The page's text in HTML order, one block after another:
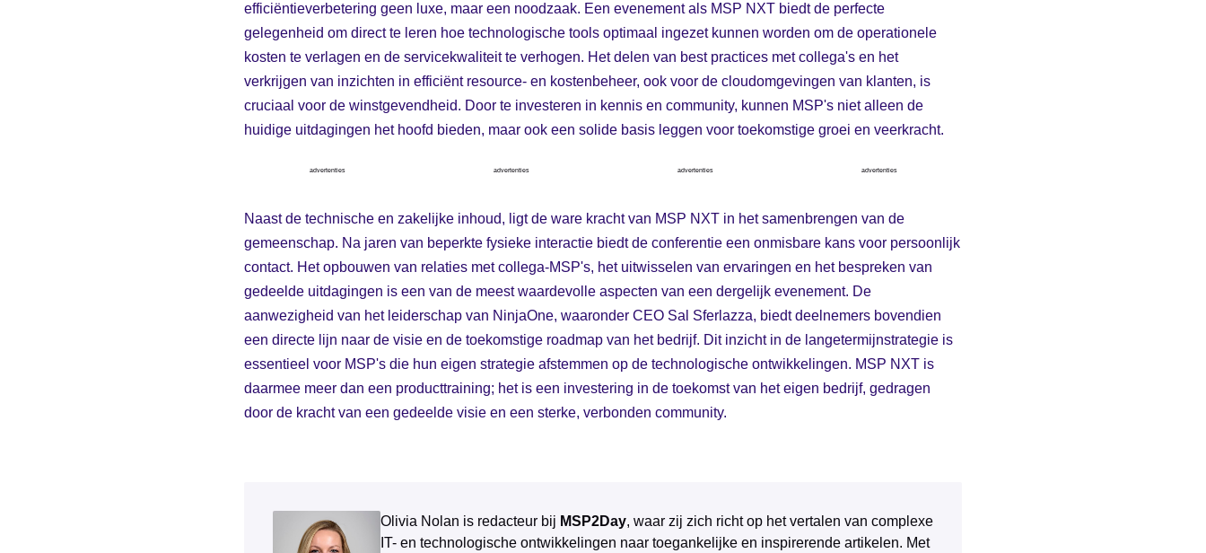
efficiëntieverbetering geen luxe, maar een noodzaak. Een evenement als MSP NXT biedt de perfecte
gelegenheid om direct te leren hoe technologische tools optimaal ingezet kunnen worden om de operationele
kosten te verlagen en de servicekwaliteit te verhogen. Het delen van best practices met collega's en het
verkrijgen van inzichten in efficiënt resource- en kostenbeheer, ook voor de cloudomgevingen van klanten, is
cruciaal voor de winstgevendheid. Door te investeren in kennis en community, kunnen MSP's niet alleen de
huidige uitdagingen het hoofd bieden, maar ook een solide basis leggen voor toekomstige groei en veerkracht.
advertenties advertenties advertenties advertenties
Naast de technische en zakelijke inhoud, ligt de ware kracht van MSP NXT in het samenbrengen van de
gemeenschap. Na jaren van beperkte fysieke interactie biedt de conferentie een onmisbare kans voor persoonlijk
contact. Het opbouwen van relaties met collega-MSP's, het uitwisselen van ervaringen en het bespreken van
gedeelde uitdagingen is een van de meest waardevolle aspecten van een dergelijk evenement. De
aanwezigheid van het leiderschap van NinjaOne, waaronder CEO Sal Sferlazza, biedt deelnemers bovendien
een directe lijn naar de visie en de toekomstige roadmap van het bedrijf. Dit inzicht in de langetermijnstrategie is
essentieel voor MSP's die hun eigen strategie afstemmen op de technologische ontwikkelingen. MSP NXT is
daarmee meer dan een producttraining; het is een investering in de toekomst van het eigen bedrijf, gedragen
door de kracht van een gedeelde visie en een sterke, verbonden community.
Olivia Nolan is redacteur bij MSP2Day, waar zij zich richt op het vertalen van complexe
IT- en technologische ontwikkelingen naar toegankelijke en inspirerende artikelen. Met